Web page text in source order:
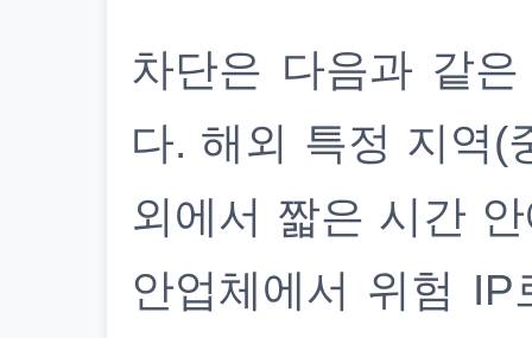
차단은 다음과 같
다. 해외 특정 지역(
외에서 짧은 시간
안업체에서 위험